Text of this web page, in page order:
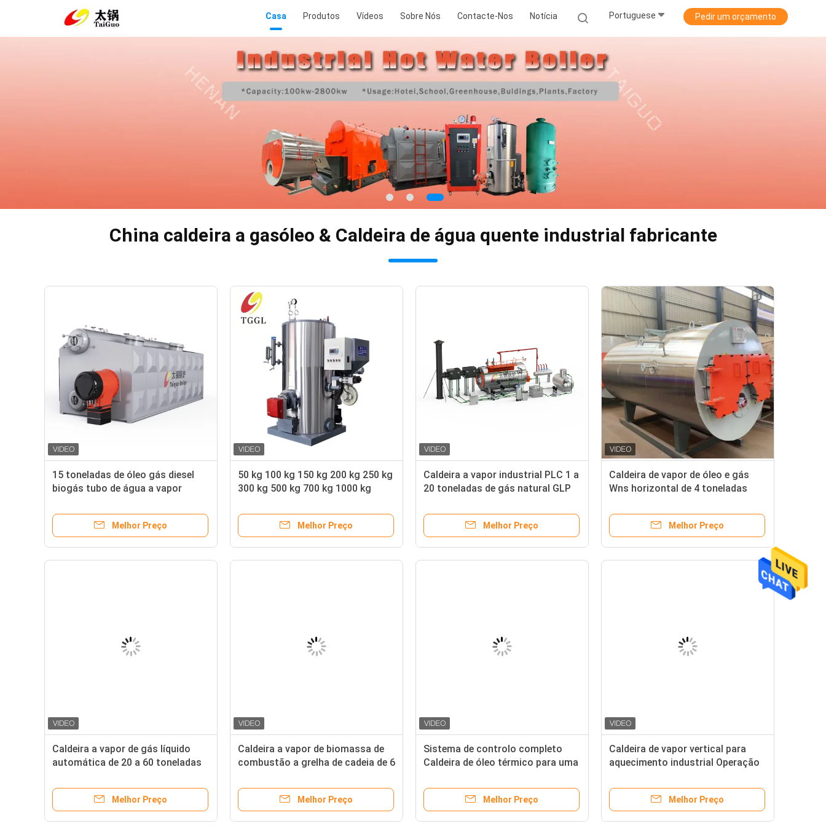
Casa Produtos Vídeos Sobre Nós Contacte-Nos Notícia Portuguese Pedir um orçamento
China caldeira a gasóleo & Caldeira de água quente industrial fabricante
15 toneladas de óleo gás diesel
biogás tubo de água a vapor
energia
Melhor Preço
50 kg 100 kg 150 kg 200 kg 250 kg
300 kg 500 kg 700 kg 1000 kg
diesel Lpg
Melhor Preço
Caldeira a vapor industrial PLC 1 a
20 toneladas de gás natural GLP
Melhor Preço
Caldeira de vapor de óleo e gás
Wns horizontal de 4 toneladas
processamento de madeira
Melhor Preço
Caldeira a vapor de gás líquido
automática de 20 a 60 toneladas
água a óleo
Melhor Preço
Caldeira a vapor de biomassa de
combustão a grelha de cadeia de 6
indústria química
Melhor Preço
Sistema de controlo completo
Caldeira de óleo térmico para uma
Melhor Preço
Caldeira de vapor vertical para
aquecimento industrial Operação
Melhor Preço